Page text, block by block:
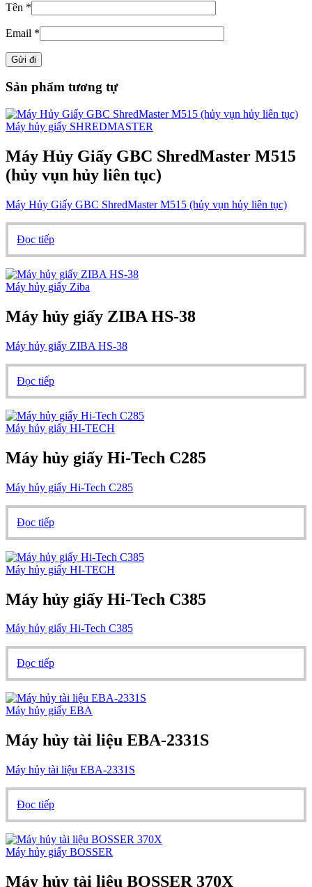
Tên *
Email *
Sản phẩm tương tự
Máy hủy giấy SHREDMASTER
Máy Hủy Giấy GBC ShredMaster M515
(hủy vụn hủy liên tục)
Máy Hủy Giấy GBC ShredMaster M515 (hủy vụn hủy liên tục)
Đọc tiếp
Máy hủy giấy Ziba
Máy hủy giấy ZIBA HS-38
Máy hủy giấy ZIBA HS-38
Đọc tiếp
Máy hủy giấy HI-TECH
Máy hủy giấy Hi-Tech C285
Máy hủy giấy Hi-Tech C285
Đọc tiếp
Máy hủy giấy HI-TECH
Máy hủy giấy Hi-Tech C385
Máy hủy giấy Hi-Tech C385
Đọc tiếp
Máy hủy giấy EBA
Máy hủy tài liệu EBA-2331S
Máy hủy tài liệu EBA-2331S
Đọc tiếp
Máy hủy giấy BOSSER
Máy hủy tài liệu BOSSER 370X